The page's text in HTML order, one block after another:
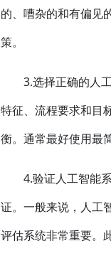
的、嘈杂的和有偏见
策。
3.选择正确的人
特征、流程要求和目
衡。通常最好使用最
4.验证人工智能
证。一般来说，人工
评估系统非常重要。